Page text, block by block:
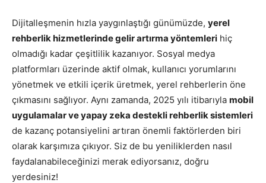
Dijitalleşmenin hızla yaygınlaştığı günümüzde, yerel
rehberlik hizmetlerinde gelir artırma yöntemleri hiç
olmadığı kadar çeşitlilik kazanıyor. Sosyal medya
platformları üzerinde aktif olmak, kullanıcı yorumlarını
yönetmek ve etkili içerik üretmek, yerel rehberlerin öne
çıkmasını sağlıyor. Aynı zamanda, 2025 yılı itibarıyla mobil
uygulamalar ve yapay zeka destekli rehberlik sistemleri
de kazanç potansiyelini artıran önemli faktörlerden biri
olarak karşımıza çıkıyor. Siz de bu yeniliklerden nasıl
faydalanabileceğinizi merak ediyorsanız, doğru
yerdesiniz!